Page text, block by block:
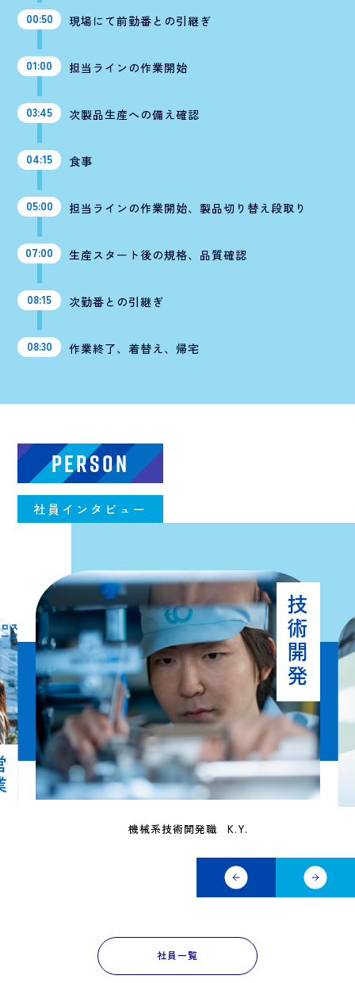
00:50 現場にて前勤番との引継ぎ
01:00 担当ラインの作業開始
03:45 次製品生産への備え確認
04:15 食事
05:00 担当ラインの作業開始、製品切り替え段取り
07:00 生産スタート後の規格、品質確認
08:15 次勤番との引継ぎ
08:30 作業終了、着替え、帰宅
PERSON
社員インタビュー
技術開発
機械系技術開発職 K.Y.
社員一覧